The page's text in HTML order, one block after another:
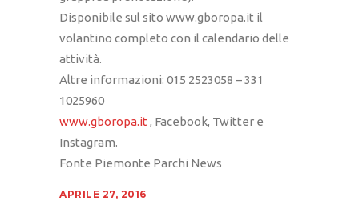
Disponibile sul sito www.gboropa.it il
volantino completo con il calendario delle
attività.
Altre informazioni: 015 2523058 – 331
1025960
www.gboropa.it , Facebook, Twitter e
Instagram.
Fonte Piemonte Parchi News
APRILE 27, 2016